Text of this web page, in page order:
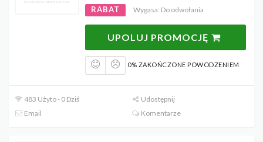
RABAT Wygasa: Do odwołania
UPOLUJ PROMOCJĘ
0% ZAKOŃCZONE POWODZENIEM
483 Użyto - 0 Dziś
Udostępnij
Email
Komentarze